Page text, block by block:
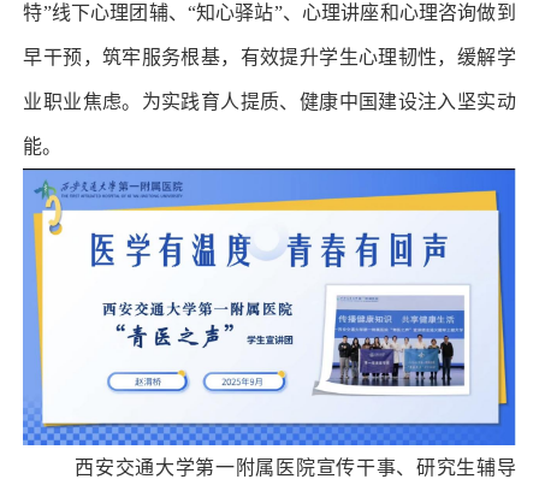
特”线下心理团辅、“知心驿站”、心理讲座和心理咨询做到
早干预，筑牢服务根基，有效提升学生心理韧性，缓解学
业职业焦虑。为实践育人提质、健康中国建设注入坚实动
能。
西安交通大学第一附属医院宣传干事、研究生辅导